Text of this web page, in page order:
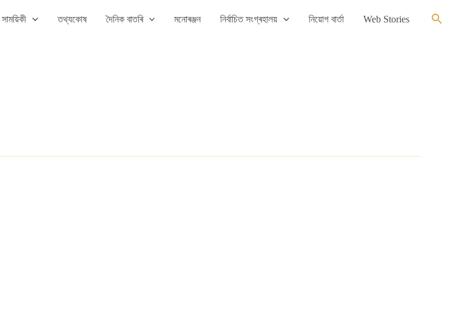
সাময়িকী তথ্যকোষ দৈনিক বাতৰি মনোৰঞ্জন নিৰ্বাচিত সংগ্ৰহালয় নিয়োগ বাৰ্তা Web Stories Search